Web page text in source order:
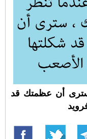
سترى أن عظمتك قد